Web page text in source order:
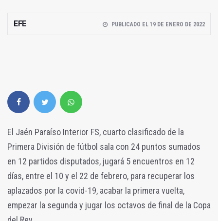
EFE PUBLICADO EL 19 DE ENERO DE 2022
El Jaén Paraíso Interior FS, cuarto clasificado de la
Primera División de fútbol sala con 24 puntos sumados
en 12 partidos disputados, jugará 5 encuentros en 12
días, entre el 10 y el 22 de febrero, para recuperar los
aplazados por la covid-19, acabar la primera vuelta,
empezar la segunda y jugar los octavos de final de la Copa